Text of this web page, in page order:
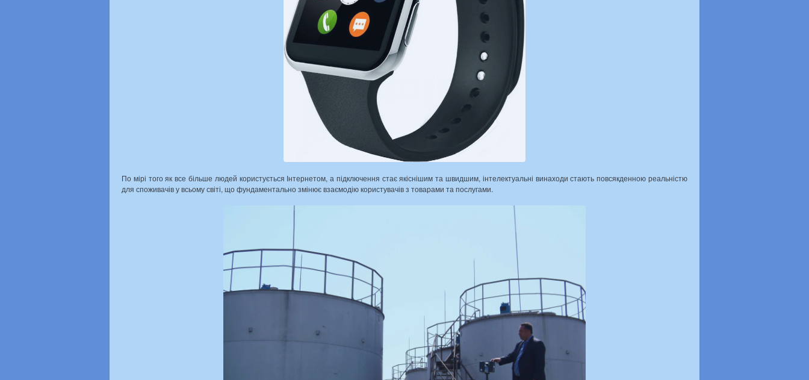
По мірі того як все більше людей користується Інтернетом, а підключення стає якіснішим та швидшим, інтелектуальні винаходи стають повсякденною реальністю
для споживачів у всьому світі, що фундаментально змінює взаємодію користувачів з товарами та послугами.